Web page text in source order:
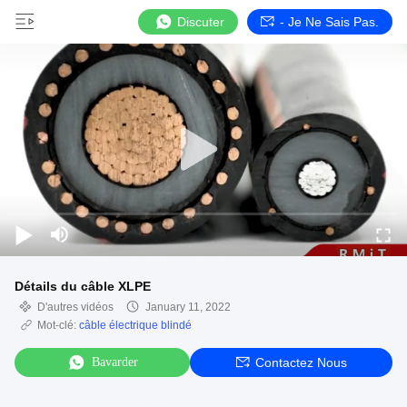
Discuter - Je Ne Sais Pas.
Détails du câble XLPE
D'autres vidéos
January 11, 2022
Mot-clé: câble électrique blindé
Bavarder Contactez Nous